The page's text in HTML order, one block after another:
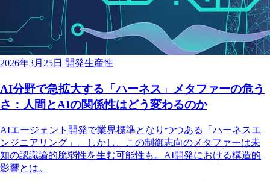
2026年3月25日 開発生産性
AI分野で急拡大する「ハーネス」メタファーの危う
さ：人間とAIの関係性はどう変わるのか
AIエージェント開発で業界標準となりつつある「ハーネスエ
ンジニアリング」。しかし、この制御志向のメタファーは未
知の認識論的脆弱性を生む可能性も。AI開発における構造的
影響とは。